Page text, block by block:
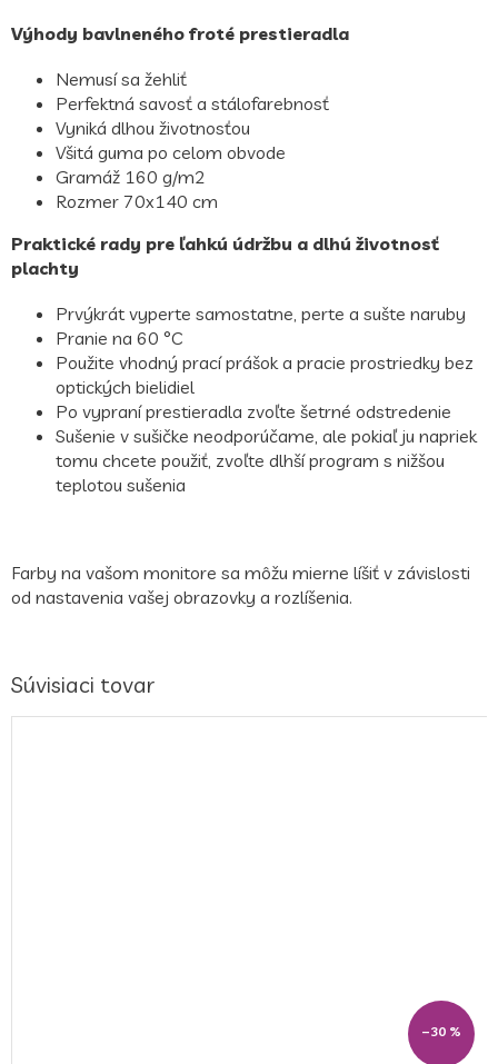
Výhody bavlneného froté prestieradla
Nemusí sa žehliť
Perfektná savosť a stálofarebnosť
Vyniká dlhou životnosťou
Všitá guma po celom obvode
Gramáž 160 g/m2
Rozmer 70x140 cm
Praktické rady pre ľahkú údržbu a dlhú životnosť
plachty
Prvýkrát vyperte samostatne, perte a sušte naruby
Pranie na 60 °C
Použite vhodný prací prášok a pracie prostriedky bez
optických bielidiel
Po vypraní prestieradla zvoľte šetrné odstredenie
Sušenie v sušičke neodporúčame, ale pokiaľ ju napriek
tomu chcete použiť, zvoľte dlhší program s nižšou
teplotou sušenia
Farby na vašom monitore sa môžu mierne líšiť v závislosti
od nastavenia vašej obrazovky a rozlíšenia.
Súvisiaci tovar
–30 %